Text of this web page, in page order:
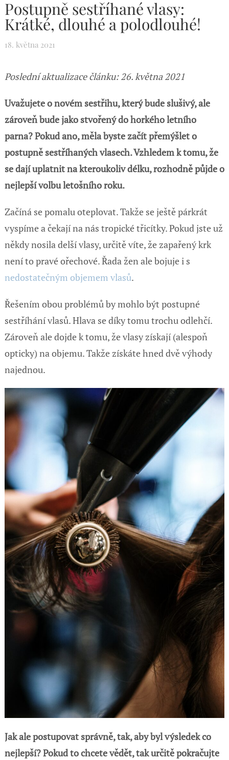
Postupně sestříhané vlasy:
Krátké, dlouhé a polodlouhé!
18. května 2021
Poslední aktualizace článku: 26. května 2021
Uvažujete o novém sestřihu, který bude slušivý, ale
zároveň bude jako stvořený do horkého letního
parna? Pokud ano, měla byste začít přemýšlet o
postupně sestříhaných vlasech. Vzhledem k tomu, že
se dají uplatnit na kteroukoliv délku, rozhodně půjde o
nejlepší volbu letošního roku.
Začíná se pomalu oteplovat. Takže se ještě párkrát
vyspíme a čekají na nás tropické třicítky. Pokud jste už
někdy nosila delší vlasy, určitě víte, že zapařený krk
není to pravé ořechové. Řada žen ale bojuje i s
nedostatečným objemem vlasů.
Řešením obou problémů by mohlo být postupné
sestříhání vlasů. Hlava se díky tomu trochu odlehčí.
Zároveň ale dojde k tomu, že vlasy získají (alespoň
opticky) na objemu. Takže získáte hned dvě výhody
najednou.
Jak ale postupovat správně, tak, aby byl výsledek co
nejlepší? Pokud to chcete vědět, tak určitě pokračujte